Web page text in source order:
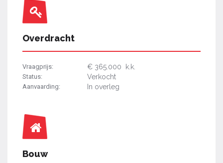
Overdracht
Vraagprijs: € 365.000 k.k.
Status: Verkocht
Aanvaarding: In overleg
Bouw